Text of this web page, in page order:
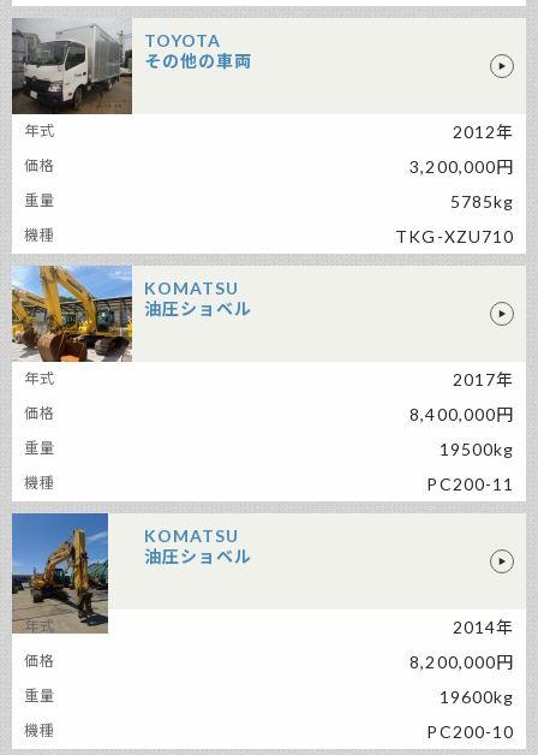
TOYOTA
その他の車両
2012年
3,200,000円
5785kg
TKG-XZU710
KOMATSU
油圧ショベル
2017年
8,400,000円
19500kg
PC200-11
KOMATSU
油圧ショベル
2014年
8,200,000円
19600kg
PC200-10